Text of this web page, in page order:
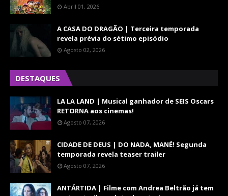
Abril 01, 2026
A CASA DO DRAGÃO | Terceira temporada
revela prévia do sétimo episódio
Agosto 02, 2026
DESTAQUES
LA LA LAND | Musical ganhador de SEIS Oscars
RETORNA aos cinemas!
Agosto 07, 2026
CIDADE DE DEUS | DO NADA, MANÉ! Segunda
temporada revela teaser trailer
Agosto 07, 2026
ANTÁRTIDA | Filme com Andrea Beltrão já tem